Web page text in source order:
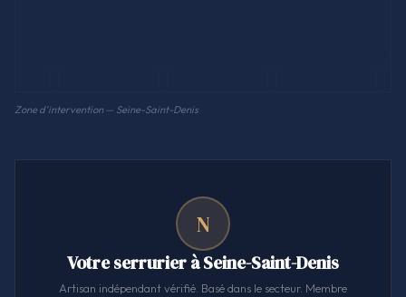
Zone d'intervention — Seine-Saint-Denis
N
Votre serrurier à Seine-Saint-Denis
Artisan indépendant vérifié. Basé dans le secteur. Membre